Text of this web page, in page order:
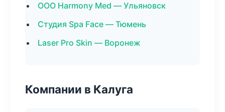
ООО Harmony Med — Ульяновск
Студия Spa Face — Тюмень
Laser Pro Skin — Воронеж
Компании в Калуга